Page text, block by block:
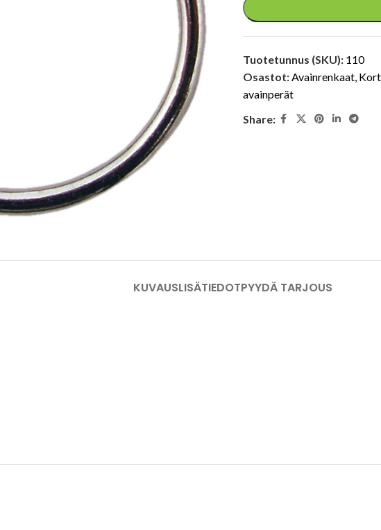
Tuotetunnus (SKU): 110
Osastot:Avainrenkaat,
avainperät
Share:
KUVAUSLISÄTIEDOTPYYDÄ TARJOUS